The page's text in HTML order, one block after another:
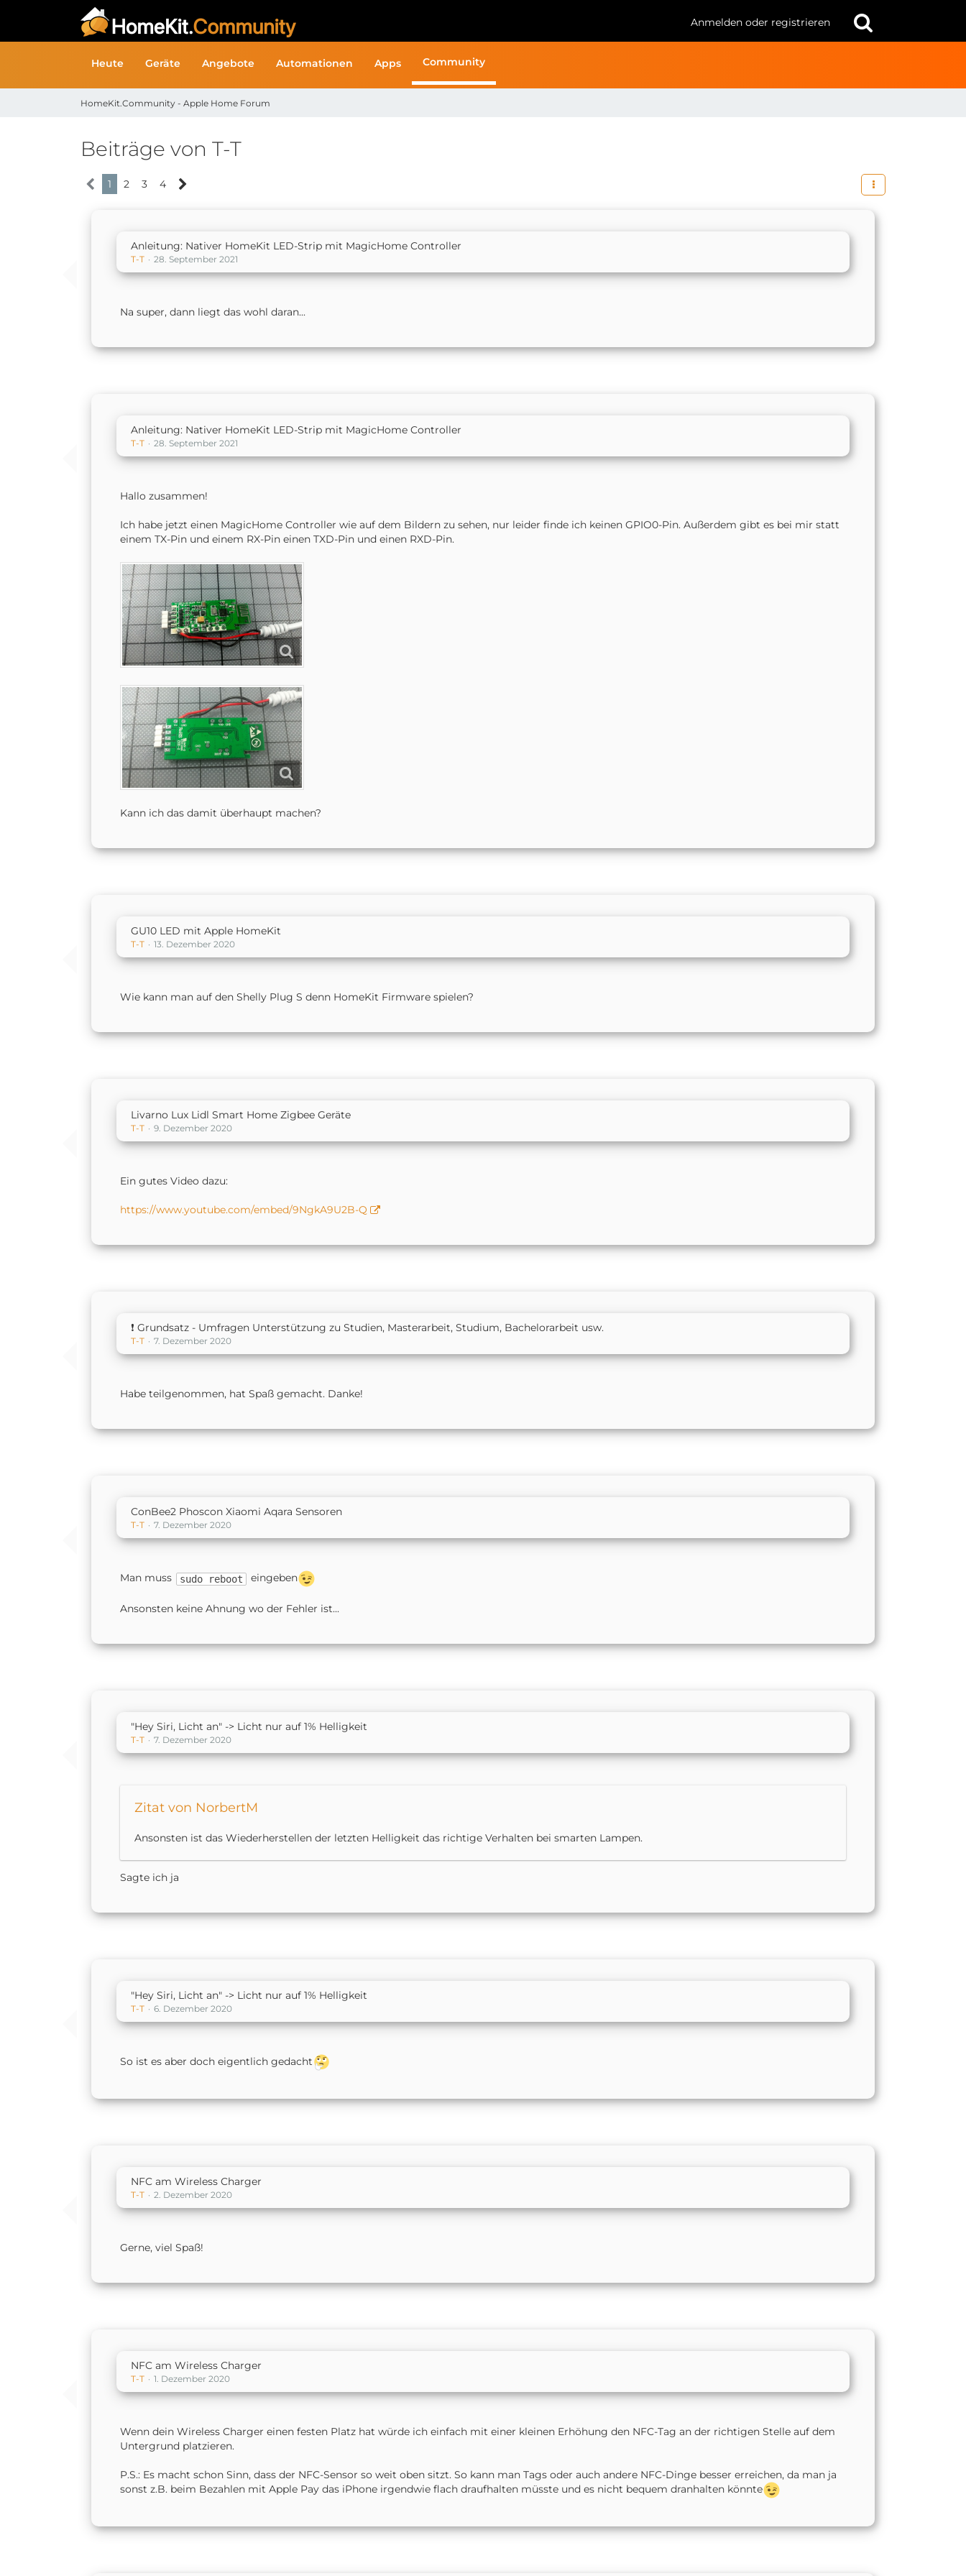
Anmelden oder registrieren
Heute Geräte Angebote Automationen Apps Community
HomeKit.Community - Apple Home Forum
Beiträge von T-T
1 2 3 4
Anleitung: Nativer HomeKit LED-Strip mit MagicHome Controller
T-T 28. September 2021
Na super, dann liegt das wohl daran...
Anleitung: Nativer HomeKit LED-Strip mit MagicHome Controller
T-T 28. September 2021
Hallo zusammen!
Ich habe jetzt einen MagicHome Controller wie auf dem Bildern zu sehen, nur leider finde ich keinen GPIO0-Pin. Außerdem gibt es bei mir statt
einem TX-Pin und einem RX-Pin einen TXD-Pin und einen RXD-Pin.
Kann ich das damit überhaupt machen?
GU10 LED mit Apple HomeKit
T-T 13. Dezember 2020
Wie kann man auf den Shelly Plug S denn HomeKit Firmware spielen?
Livarno Lux Lidl Smart Home Zigbee Geräte
T-T 9. Dezember 2020
Ein gutes Video dazu:
https://www.youtube.com/embed/9NgkA9U2B-Q
❗️ Grundsatz - Umfragen Unterstützung zu Studien, Masterarbeit, Studium, Bachelorarbeit usw.
T-T 7. Dezember 2020
Habe teilgenommen, hat Spaß gemacht. Danke!
ConBee2 Phoscon Xiaomi Aqara Sensoren
T-T 7. Dezember 2020
Man muss sudo reboot eingeben
Ansonsten keine Ahnung wo der Fehler ist...
"Hey Siri, Licht an" -> Licht nur auf 1% Helligkeit
T-T 7. Dezember 2020
Zitat von NorbertM
Ansonsten ist das Wiederherstellen der letzten Helligkeit das richtige Verhalten bei smarten Lampen.
Sagte ich ja
"Hey Siri, Licht an" -> Licht nur auf 1% Helligkeit
T-T 6. Dezember 2020
So ist es aber doch eigentlich gedacht
NFC am Wireless Charger
T-T 2. Dezember 2020
Gerne, viel Spaß!
NFC am Wireless Charger
T-T 1. Dezember 2020
Wenn dein Wireless Charger einen festen Platz hat würde ich einfach mit einer kleinen Erhöhung den NFC-Tag an der richtigen Stelle auf dem
Untergrund platzieren.
P.S.: Es macht schon Sinn, dass der NFC-Sensor so weit oben sitzt. So kann man Tags oder auch andere NFC-Dinge besser erreichen, da man ja
sonst z.B. beim Bezahlen mit Apple Pay das iPhone irgendwie flach draufhalten müsste und es nicht bequem dranhalten könnte